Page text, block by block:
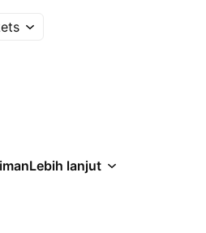
Lebih lanjut